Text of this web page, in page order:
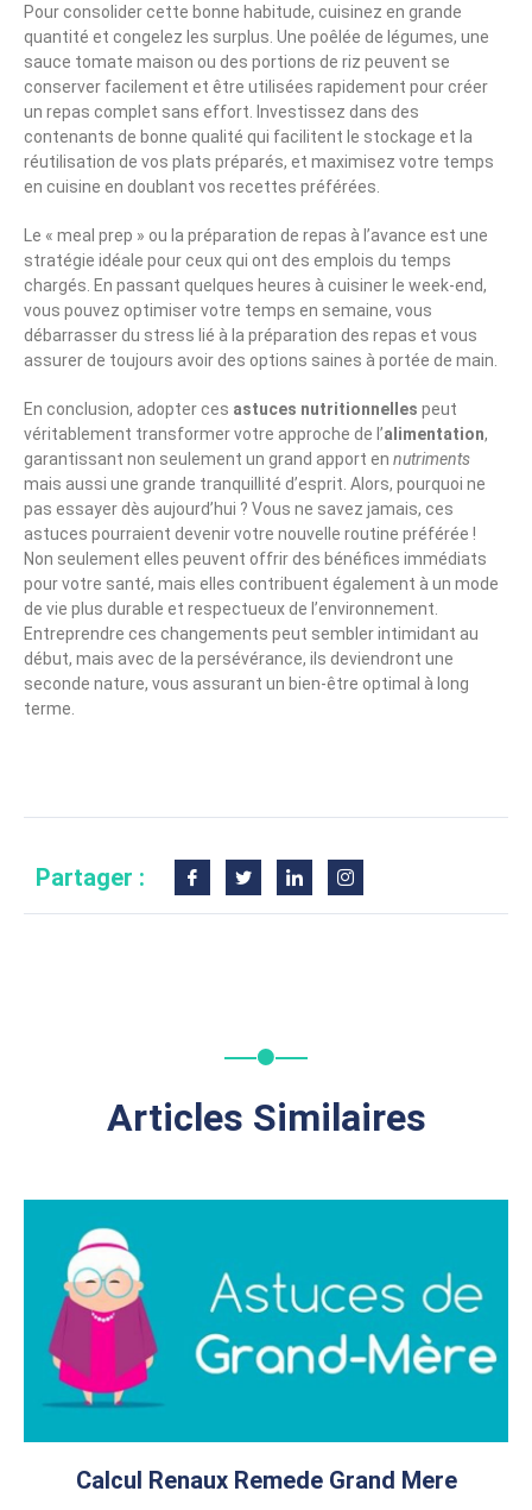
Pour consolider cette bonne habitude, cuisinez en grande
quantité et congelez les surplus. Une poêlée de légumes, une
sauce tomate maison ou des portions de riz peuvent se
conserver facilement et être utilisées rapidement pour créer
un repas complet sans effort. Investissez dans des
contenants de bonne qualité qui facilitent le stockage et la
réutilisation de vos plats préparés, et maximisez votre temps
en cuisine en doublant vos recettes préférées.
Le « meal prep » ou la préparation de repas à l’avance est une
stratégie idéale pour ceux qui ont des emplois du temps
chargés. En passant quelques heures à cuisiner le week-end,
vous pouvez optimiser votre temps en semaine, vous
débarrasser du stress lié à la préparation des repas et vous
assurer de toujours avoir des options saines à portée de main.
En conclusion, adopter ces astuces nutritionnelles peut
véritablement transformer votre approche de l’alimentation,
garantissant non seulement un grand apport en nutriments
mais aussi une grande tranquillité d’esprit. Alors, pourquoi ne
pas essayer dès aujourd’hui ? Vous ne savez jamais, ces
astuces pourraient devenir votre nouvelle routine préférée !
Non seulement elles peuvent offrir des bénéfices immédiats
pour votre santé, mais elles contribuent également à un mode
de vie plus durable et respectueux de l’environnement.
Entreprendre ces changements peut sembler intimidant au
début, mais avec de la persévérance, ils deviendront une
seconde nature, vous assurant un bien-être optimal à long
terme.
Partager :
Articles Similaires
Calcul Renaux Remede Grand Mere